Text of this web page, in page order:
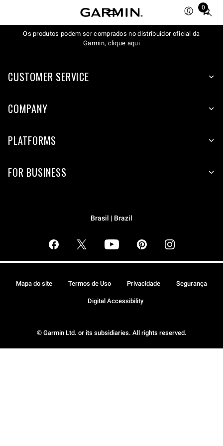
0
Total
items
in
Os produtos podem ser comprados no distribuidor oficial da
Garmin, clique aqui
CUSTOMER SERVICE
COMPANY
PLATFORMS
FOR BUSINESS
Brasil | Brazil
© Garmin Ltd. or its subsidiaries. All rights reserved.
Mapa do site Termos de Uso Privacidade Segurança
Digital Accessibility